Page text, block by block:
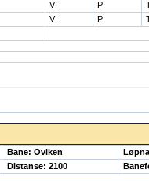
V: P:
V: P:
Bane: Oviken
Distanse: 2100